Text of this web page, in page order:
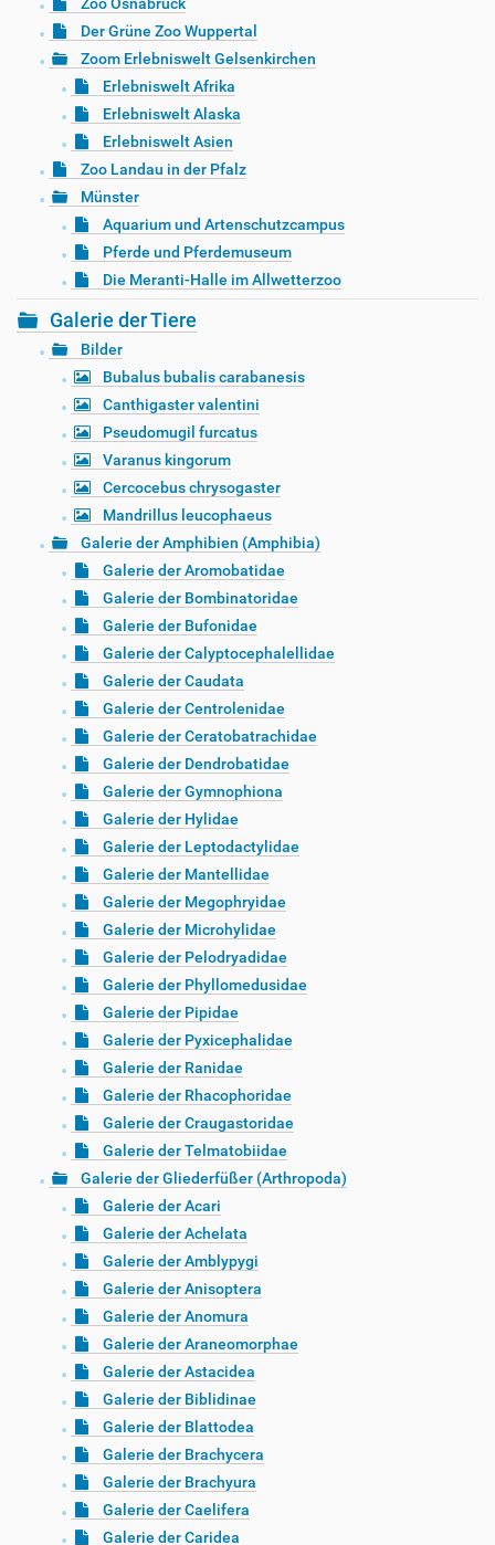
Zoo Osnabrück
Der Grüne Zoo Wuppertal
Zoom Erlebniswelt Gelsenkirchen
Erlebniswelt Afrika
Erlebniswelt Alaska
Erlebniswelt Asien
Zoo Landau in der Pfalz
Münster
Aquarium und Artenschutzcampus
Pferde und Pferdemuseum
Die Meranti-Halle im Allwetterzoo
Galerie der Tiere
Bilder
Bubalus bubalis carabanesis
Canthigaster valentini
Pseudomugil furcatus
Varanus kingorum
Cercocebus chrysogaster
Mandrillus leucophaeus
Galerie der Amphibien (Amphibia)
Galerie der Aromobatidae
Galerie der Bombinatoridae
Galerie der Bufonidae
Galerie der Calyptocephalellidae
Galerie der Caudata
Galerie der Centrolenidae
Galerie der Ceratobatrachidae
Galerie der Dendrobatidae
Galerie der Gymnophiona
Galerie der Hylidae
Galerie der Leptodactylidae
Galerie der Mantellidae
Galerie der Megophryidae
Galerie der Microhylidae
Galerie der Pelodryadidae
Galerie der Phyllomedusidae
Galerie der Pipidae
Galerie der Pyxicephalidae
Galerie der Ranidae
Galerie der Rhacophoridae
Galerie der Craugastoridae
Galerie der Telmatobiidae
Galerie der Gliederfüßer (Arthropoda)
Galerie der Acari
Galerie der Achelata
Galerie der Amblypygi
Galerie der Anisoptera
Galerie der Anomura
Galerie der Araneomorphae
Galerie der Astacidea
Galerie der Biblidinae
Galerie der Blattodea
Galerie der Brachycera
Galerie der Brachyura
Galerie der Caelifera
Galerie der Caridea